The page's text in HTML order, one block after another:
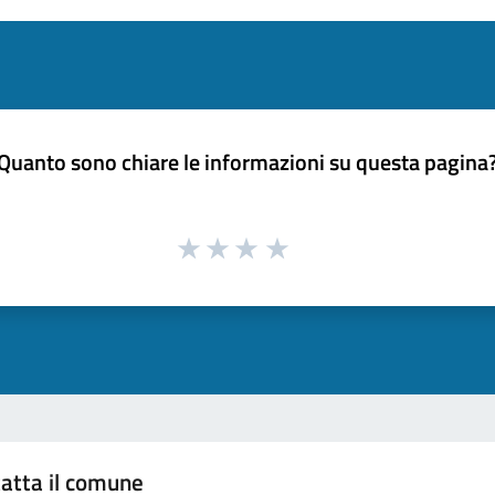
sono chiare le informazioni su questa
il comune